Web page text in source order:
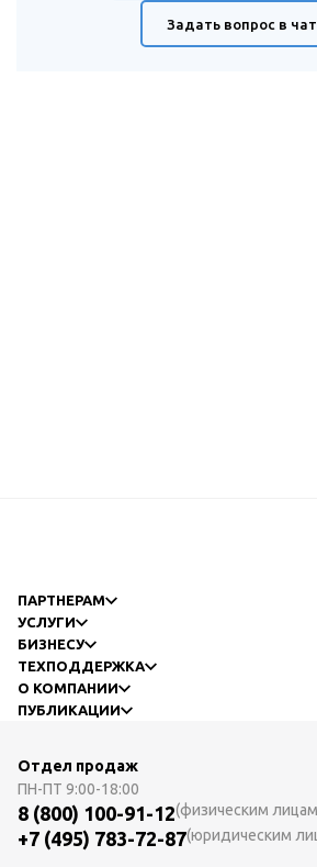
Задать вопрос в
ПАРТНЕРАМ
УСЛУГИ
БИЗНЕСУ
ТЕХПОДДЕРЖКА
О КОМПАНИИ
ПУБЛИКАЦИИ
Отдел продаж
ПН-ПТ 9:00-18:00
8 (800) 100-91-12(физическим
+7 (495) 783-72-87(юридическим